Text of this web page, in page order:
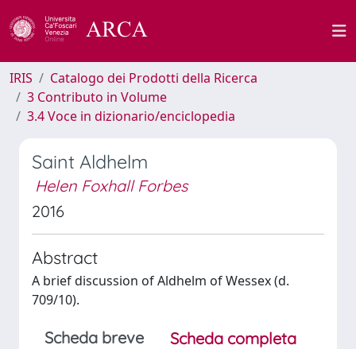
IRIS
Catalogo dei Prodotti della Ricerca
3 Contributo in Volume
3.4 Voce in dizionario/enciclopedia
Saint Aldhelm
Helen Foxhall Forbes
2016
Abstract
A brief discussion of Aldhelm of Wessex (d.
709/10).
Scheda breve
Scheda completa